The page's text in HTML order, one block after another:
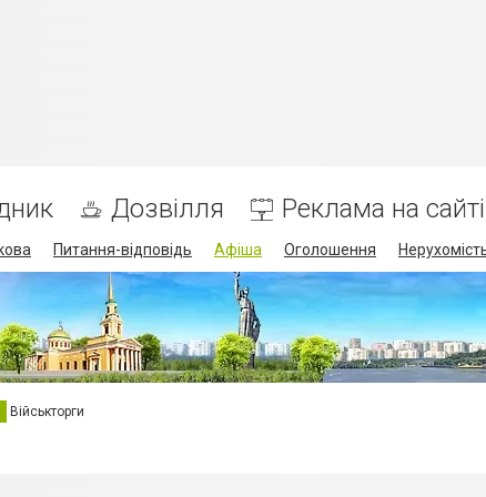
Дозвілля Реклама на сайті
Питання-відповідь Афіша Оголошення
Військторги